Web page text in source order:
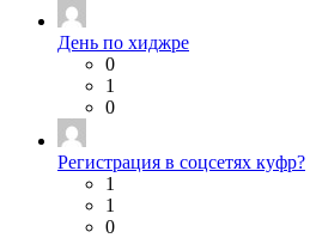
День по хиджре
0
1
0
Регистрация в соцсетях куфр?
1
1
0